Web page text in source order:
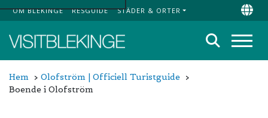
Top Menu
OM BLEKINGE RESGUIDE STÄDER & ORTER
Sök
Hem
Olofström | Officiell Turistguide
Boende i Olofström